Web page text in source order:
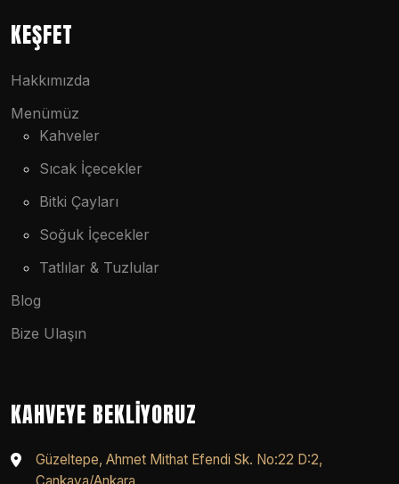
KEŞFET
Hakkımızda
Menümüz
Kahveler
Sıcak İçecekler
Bitki Çayları
Soğuk İçecekler
Tatlılar & Tuzlular
Blog
Bize Ulaşın
KAHVEYE BEKLIYORUZ
Güzeltepe, Ahmet Mithat Efendi Sk. No:22 D:2,